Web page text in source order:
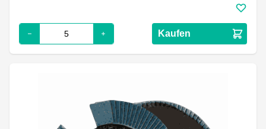
Kaufen